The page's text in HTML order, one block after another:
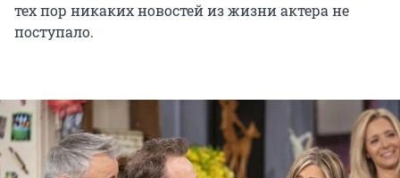
тех пор никаких новостей из жизни актера не
поступало.